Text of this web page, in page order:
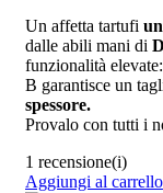
Un affetta tartufi
dalle abili mani di
funzionalità
B garantisce un
spessore.
Provalo con tutti i
1 recensione(i)
Aggiungi al carrello